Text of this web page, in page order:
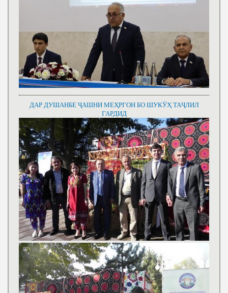
ДАР ДУШАНБЕ ҶАШНИ МЕҲРГОН БО ШУКӮҲ ТАҶЛИЛ
ГАРДИД